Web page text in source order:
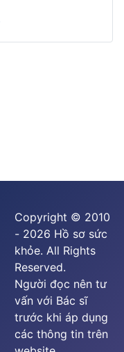
Copyright © 2010
- 2026 Hồ sơ sức
khỏe. All Rights
Reserved.
Người đọc nên tư
vấn với Bác sĩ
trước khi áp dụng
các thông tin trên